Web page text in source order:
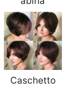
Caschetto